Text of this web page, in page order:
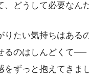
、どうして必要なん
りたい気持ちはある
るのはしんどくて──
をずっと抱えてきま